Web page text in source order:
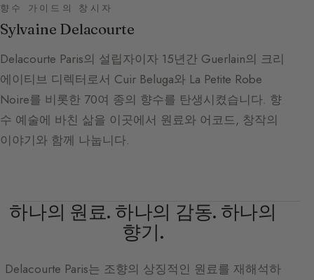
향수 가이드의 창시자
Sylvaine Delacourte
Delacourte Paris의 설립자이자 15년간 Guerlain의 크리
에이티브 디렉터로서 Cuir Beluga와 La Petite Robe
Noire를 비롯한 70여 종의 향수를 탄생시켰습니다. 향
수 예술에 바친 삶을 이곳에서 원료와 어코드, 창작의
이야기와 함께 나눕니다.
하나의 원료. 하나의 감동. 하나의
향기.
Delacourte Paris는 조향의 상징적인 원료를 재해석하